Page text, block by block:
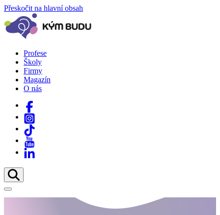
Přeskočit na hlavní obsah
Profese
Školy
Firmy
Magazín
O nás